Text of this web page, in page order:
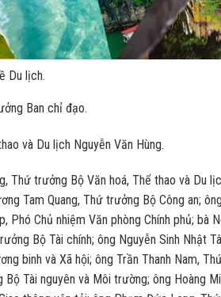
Du lịch.
Ban chỉ đạo.
và Du lịch Nguyễn Văn Hùng.
Thứ trưởng Bộ Văn hoá, Thể thao và Du
Tam Quang, Thứ trưởng Bộ Công an;
Phó Chủ nhiệm Văn phòng Chính phủ; bà
Bộ Tài chính; ông Nguyễn Sinh Nhật
binh và Xã hội; ông Trần Thanh Nam,
Tài nguyên và Môi trường; ông Hoàng